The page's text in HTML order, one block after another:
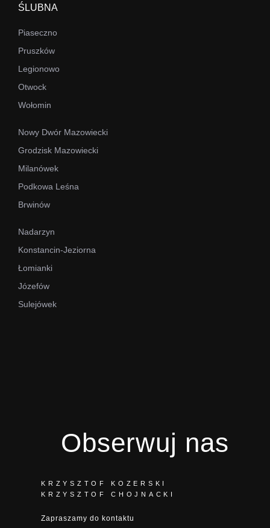
ŚLUBNA
Piaseczno
Pruszków
Legionowo
Otwock
Wołomin
Nowy Dwór Mazowiecki
Grodzisk Mazowiecki
Milanówek
Podkowa Leśna
Brwinów
Nadarzyn
Konstancin-Jeziorna
Łomianki
Józefów
Sulejówek
Obserwuj nas
KRZYSZTOF KOZERSKI
KRZYSZTOF CHOJNACKI
Zapraszamy do kontaktu